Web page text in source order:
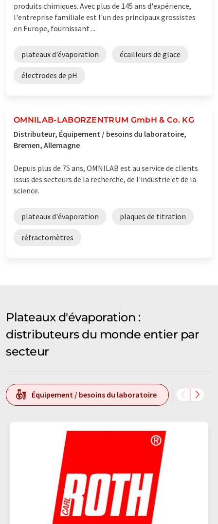
produits chimiques. Avec plus de 145 ans d'expérience,
l'entreprise familiale est l'un des principaux grossistes
en Europe, fournissant ...
plateaux d'évaporation écailleurs de glace
électrodes de pH
OMNILAB-LABORZENTRUM GmbH & Co. KG
Distributeur, Équipement / besoins du laboratoire,
Bremen, Allemagne
Depuis plus de 75 ans, OMNILAB est au service de clients
issus des secteurs de la recherche, de l'industrie et de la
science.
plateaux d'évaporation plaques de titration
réfractomètres
Plateaux d'évaporation :
distributeurs du monde entier par
secteur
Équipement / besoins du laboratoire